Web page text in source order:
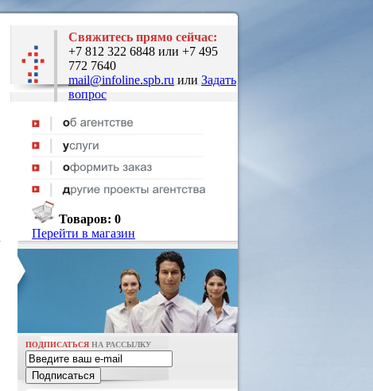
Свяжитесь прямо сейчас:
+7 812 322 6848 или +7 495
772 7640
mail@infoline.spb.ru или Задать
вопрос
Товаров: 0
Перейти в магазин
ПОДПИСАТЬСЯ НА РАССЫЛКУ